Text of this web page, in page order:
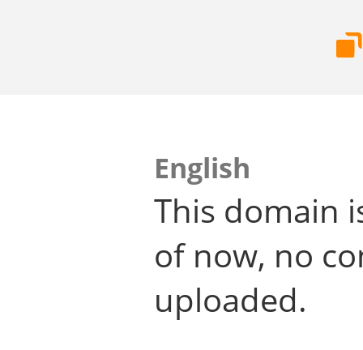
English
This domain
of now, no
uploaded.